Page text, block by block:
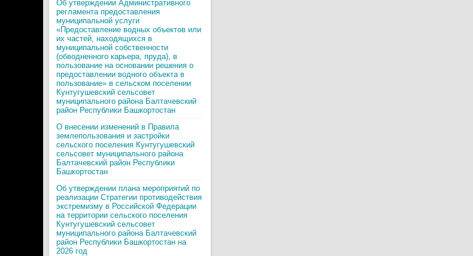
Об утверждении Административного
регламента предоставления
муниципальной услуги
«Предоставление водных объектов или
их частей, находящихся в
муниципальной собственности
(обводненного карьера, пруда), в
пользование на основании решения о
предоставлении водного объекта в
пользование» в сельском поселении
Кунтугушевский сельсовет
муниципального района Балтачевский
район Республики Башкортостан
О внесении изменений в Правила
землепользования и застройки
сельского поселения Кунтугушевский
сельсовет муниципального района
Балтачевский район Республики
Башкортостан
Об утверждении плана мероприятий по
реализации Стратегии противодействия
экстремизму в Российской Федерации
на территории сельского поселения
Кунтугушевский сельсовет
муниципального района Балтачевский
район Республики Башкортостан на
2026 год